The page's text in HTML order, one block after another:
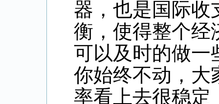
器，也是国际收
衡，使得整个经
可以及时的做一
你始终不动，大
率看上去很稳定